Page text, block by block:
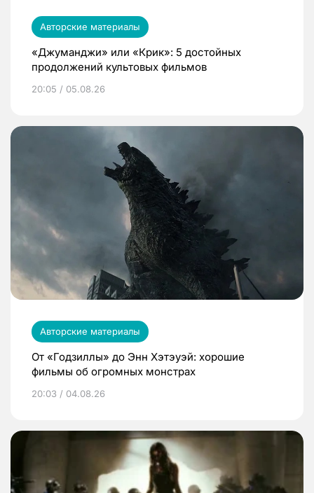
Авторские материалы
«Джуманджи» или «Крик»: 5 достойных
продолжений культовых фильмов
20:05 / 05.08.26
Авторские материалы
От «Годзиллы» до Энн Хэтэуэй: хорошие
фильмы об огромных монстрах
20:03 / 04.08.26